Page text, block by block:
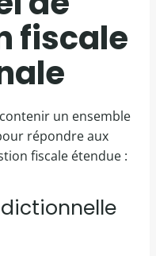
fiscale
un ensemble
répondre aux
fiscale étendue :